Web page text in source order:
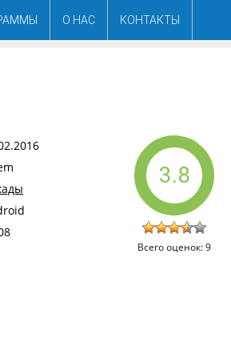
О НАС КОНТАКТЫ
3.8
Всего оценок:9